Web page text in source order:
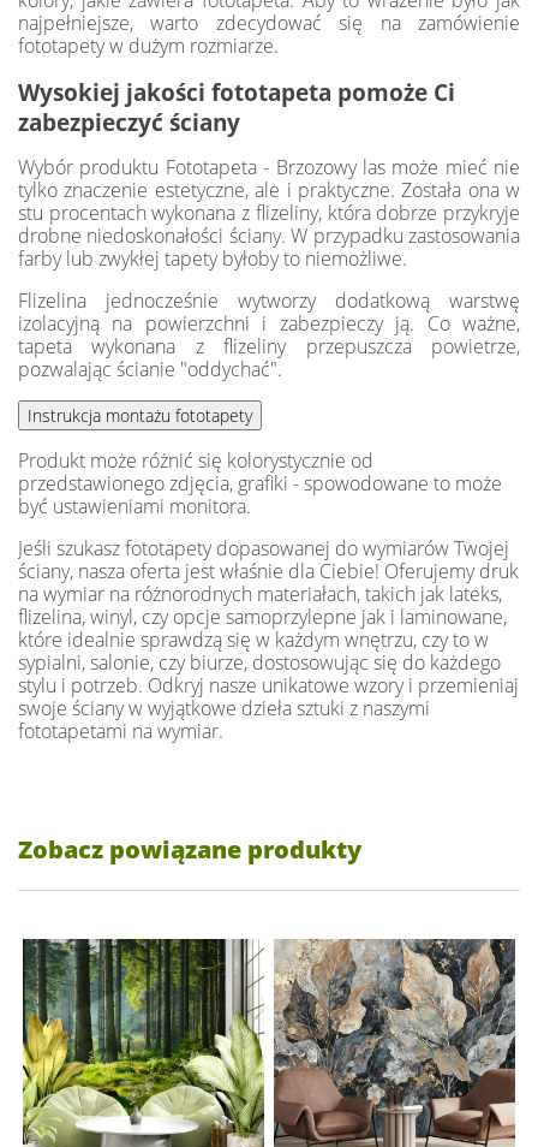
najpełniejsze, warto zdecydować się na zamówienie
fototapety w dużym rozmiarze.
Wysokiej jakości fototapeta pomoże Ci
zabezpieczyć ściany
Wybór produktu Fototapeta - Brzozowy las może mieć nie
tylko znaczenie estetyczne, ale i praktyczne. Została ona w
stu procentach wykonana z flizeliny, która dobrze przykryje
drobne niedoskonałości ściany. W przypadku zastosowania
farby lub zwykłej tapety byłoby to niemożliwe.
Flizelina jednocześnie wytworzy dodatkową warstwę
izolacyjną na powierzchni i zabezpieczy ją. Co ważne,
tapeta wykonana z flizeliny przepuszcza powietrze,
pozwalając ścianie "oddychać".
Produkt może różnić się kolorystycznie od
przedstawionego zdjęcia, grafiki - spowodowane to może
być ustawieniami monitora.
Jeśli szukasz fototapety dopasowanej do wymiarów Twojej
ściany, nasza oferta jest właśnie dla Ciebie! Oferujemy druk
na wymiar na różnorodnych materiałach, takich jak lateks,
flizelina, winyl, czy opcje samoprzylepne jak i laminowane,
które idealnie sprawdzą się w każdym wnętrzu, czy to w
sypialni, salonie, czy biurze, dostosowując się do każdego
stylu i potrzeb. Odkryj nasze unikatowe wzory i przemieniaj
swoje ściany w wyjątkowe dzieła sztuki z naszymi
fototapetami na wymiar.
Zobacz powiązane produkty